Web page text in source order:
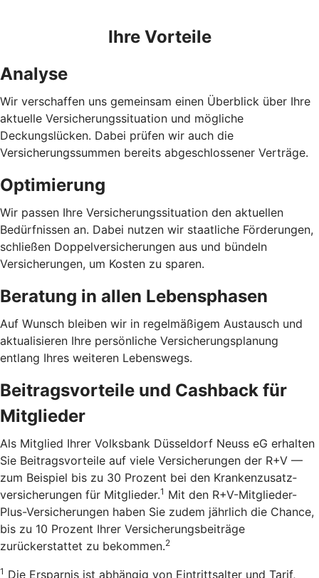
Ihre Vorteile
Analyse
Wir verschaffen uns gemeinsam einen Überblick über Ihre
aktuelle Versicherungssituation und mögliche
Deckungslücken. Dabei prüfen wir auch die
Versicherungssummen bereits abgeschlossener Verträge.
Optimierung
Wir passen Ihre Versicherungssituation den aktuellen
Bedürfnissen an. Dabei nutzen wir staatliche Förderungen,
schließen Doppelversicherungen aus und bündeln
Versicherungen, um Kosten zu sparen.
Beratung in allen Lebensphasen
Auf Wunsch bleiben wir in regelmäßigem Austausch und
aktualisieren Ihre persönliche Versicherungsplanung
entlang Ihres weiteren Lebenswegs.
Beitragsvorteile und Cashback für
Mitglieder
Als Mitglied Ihrer Volksbank Düsseldorf Neuss eG erhalten
Sie Beitragsvorteile auf viele Versicherungen der R+V —
zum Beispiel bis zu 30 Prozent bei den Kranken­zusatz­
versicherungen für Mitglieder.1 Mit den R+V-Mitglieder-
Plus-Versicherungen haben Sie zudem jährlich die Chance,
bis zu 10 Prozent Ihrer Versicherungsbeiträge
zurückerstattet zu bekommen.2
1 Die Ersparnis ist abhängig von Eintrittsalter und Tarif,